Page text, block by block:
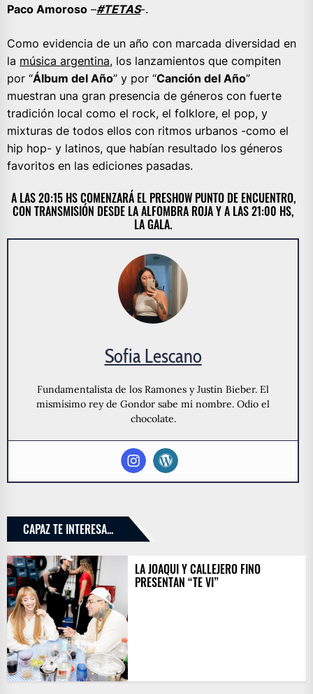
Paco Amoroso –#TETAS-.
Como evidencia de un año con marcada diversidad en
la música argentina, los lanzamientos que compiten
por “Álbum del Año” y por “Canción del Año”
muestran una gran presencia de géneros con fuerte
tradición local como el rock, el folklore, el pop, y
mixturas de todos ellos con ritmos urbanos -como el
hip hop- y latinos, que habían resultado los géneros
favoritos en las ediciones pasadas.
A LAS 20:15 HS COMENZARÁ EL PRESHOW PUNTO DE ENCUENTRO,
CON TRANSMISIÓN DESDE LA ALFOMBRA ROJA Y A LAS 21:00 HS,
LA GALA.
Sofia Lescano
Fundamentalista de los Ramones y Justin Bieber. El
mismísimo rey de Gondor sabe mí nombre. Odio el
chocolate.
CAPAZ TE INTERESA...
LA JOAQUI Y CALLEJERO FINO
PRESENTAN “TE VI”